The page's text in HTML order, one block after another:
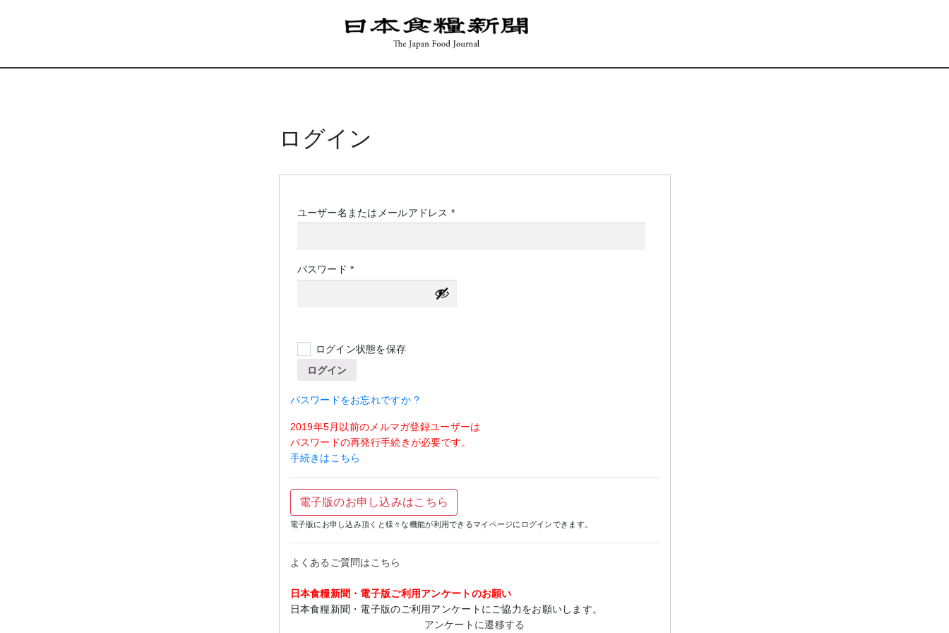
ログイン
ユーザー名またはメールアドレス *必
パスワード*必
須
ログイン状態を保存
ログイン
パスワードをお忘れですか ?
2019年5月以前のメルマガ登録ユーザーは
パスワードの再発行手続きが必要です。
手続きはこちら
電子版のお申し込みはこちら
電子版にお申し込み頂くと様々な機能が利用できるマイページにログインできます。
よくあるご質問はこちら
日本食糧新聞・電子版ご利用アンケートのお願い
日本食糧新聞・電子版のご利用アンケートにご協力をお願いします。
アンケートに遷移する